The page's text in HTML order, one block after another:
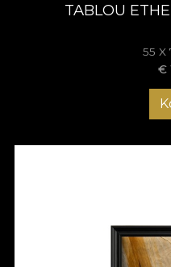
TABLOU
55 X
€